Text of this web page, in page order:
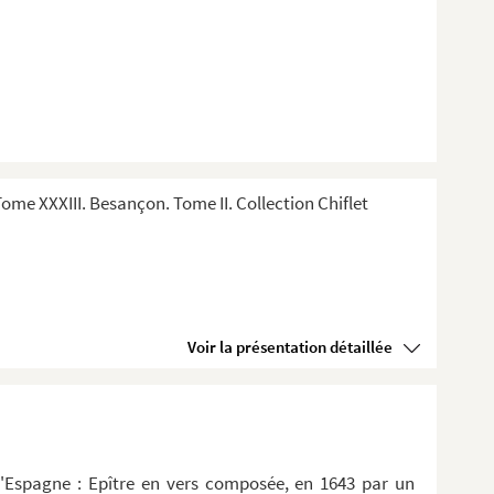
XXXIII. Besançon. Tome II. Collection Chiflet
Voir la présentation détaillée
: Epître en vers composée, en 1643 par un